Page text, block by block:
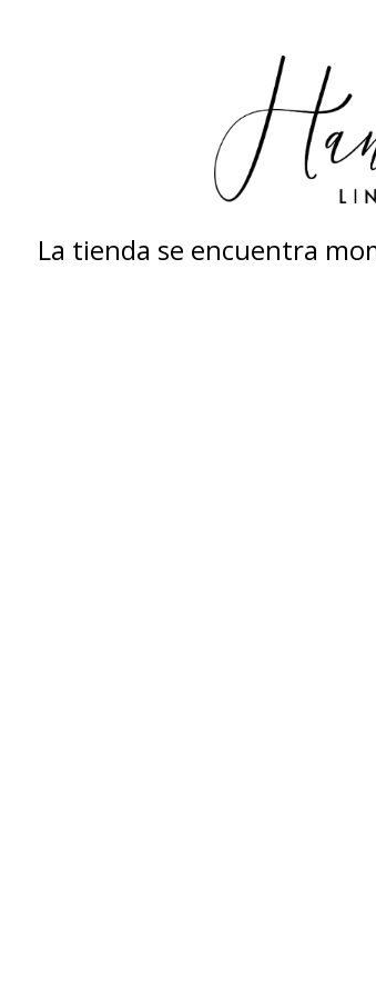
La tienda se encuentra